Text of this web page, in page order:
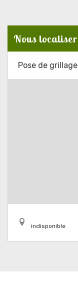
Nous localiser
Pose de
indisponible